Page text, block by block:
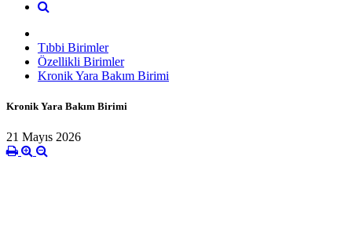
Tıbbi Birimler
Özellikli Birimler
Kronik Yara Bakım Birimi
Kronik Yara Bakım Birimi
21 Mayıs 2026